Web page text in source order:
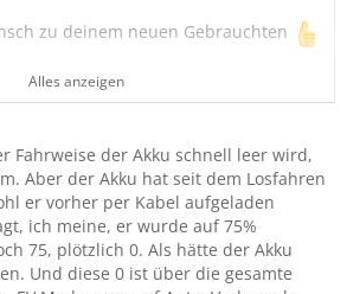
zu deinem neuen Gebrauchten
sich aus dem Verbrauch, dem
und dem Tankinhalt. Gleiches gilt
angegebene 42 Km rein
ist Wunschdenken, wie bei allen
Wenn du deinen Ex entsprechend
630 Km bei vollem Tank in der
fährt tatsächlich dann und wann
die elektrische Reichweite auf 0 Km
Alles anzeigen
Fahrweise der Akku schnell leer wird,
Aber der Akku hat seit dem Losfahren
er vorher per Kabel aufgeladen
ich meine, er wurde auf 75%
75, plötzlich 0. Als hätte der Akku
Und diese 0 ist über die gesamte